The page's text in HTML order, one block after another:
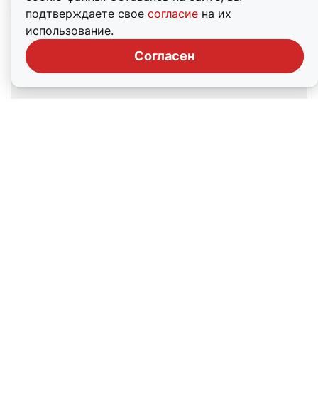
подтверждаете свое согласие на их
использование.
Согласен